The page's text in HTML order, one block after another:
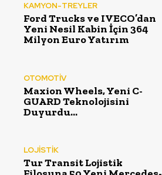
KAMYON-TREYLER
Ford Trucks ve IVECO’dan
Yeni Nesil Kabin İçin 364
Milyon Euro Yatırım
OTOMOTİV
Maxion Wheels, Yeni C-
GUARD Teknolojisini
Duyurdu…
LOJİSTİK
Tur Transit Lojistik